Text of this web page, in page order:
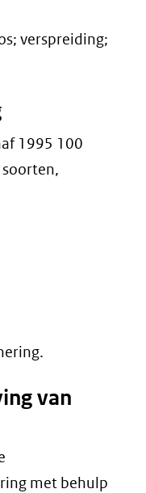
verspreiding;
1995 100
van
met behulp